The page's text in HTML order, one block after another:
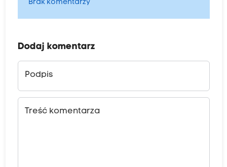
Brak komentarzy
Dodaj komentarz
Podpis
Treść komentarza